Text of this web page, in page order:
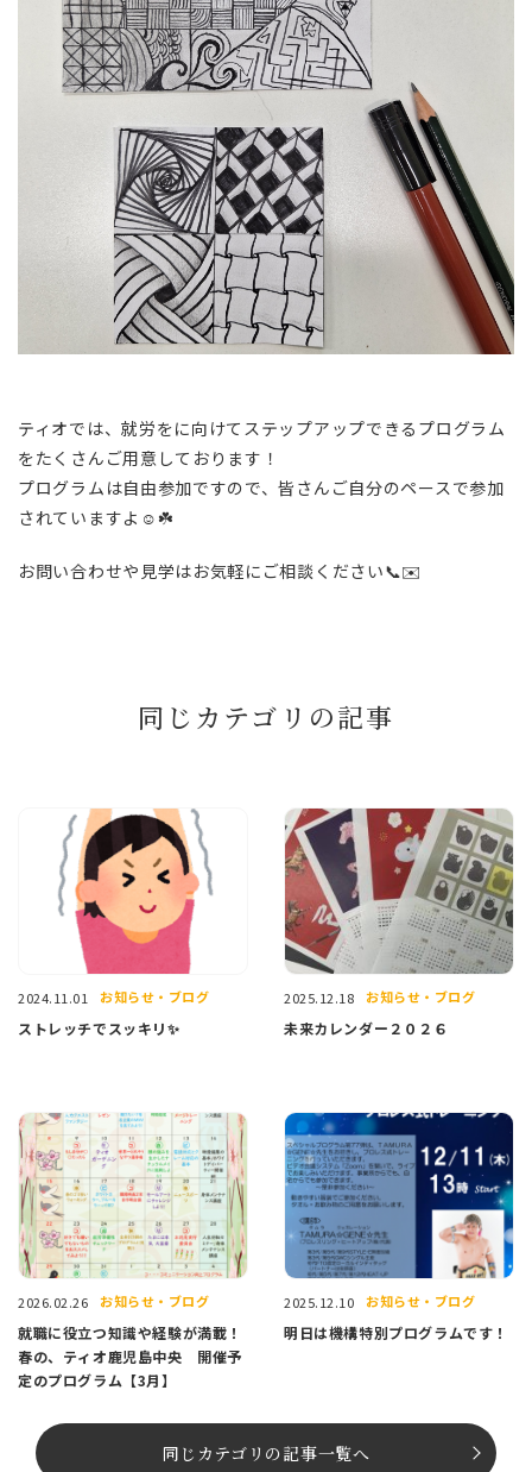
ティオでは、就労をに向けてステップアップできるプログラム
をたくさんご用意しております！
プログラムは自由参加ですので、皆さんご自分のペースで参加
されていますよ☺️☘️
お問い合わせや見学はお気軽にご相談ください📞✉️
同じカテゴリの記事
2024.11.01 お知らせ・ブログ
ストレッチでスッキリ✨
2025.12.18 お知らせ・ブログ
未来カレンダー２０２６
2026.02.26 お知らせ・ブログ
就職に役立つ知識や経験が満載！
春の、ティオ鹿児島中央 開催予
定のプログラム【3月】
2025.12.10 お知らせ・ブログ
明日は機構特別プログラムです！
同じカテゴリの記事⼀覧へ